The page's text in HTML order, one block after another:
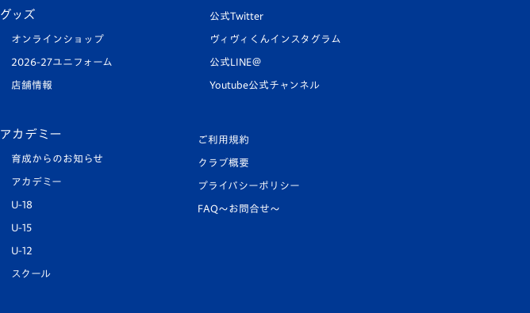
グッズ
オンラインショップ
2026-27ユニフォーム
店舗情報
アカデミー
育成からのお知らせ
アカデミー
U-18
U-15
U-12
スクール
公式Twitter
ヴィヴィくんインスタグラム
公式LINE＠
Youtube公式チャンネル
ご利用規約
クラブ概要
プライバシーポリシー
FAQ〜お問合せ〜